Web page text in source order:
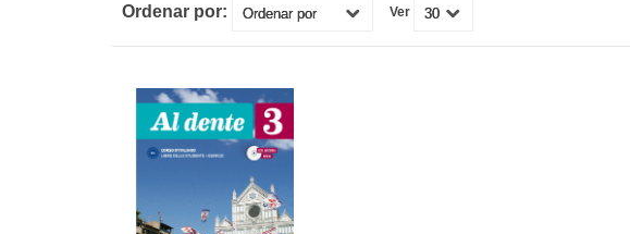
Ordenar por: Ver